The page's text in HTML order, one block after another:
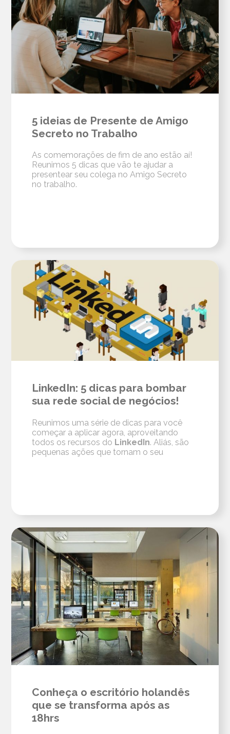
5 ideias de Presente de Amigo
Secreto no Trabalho
As comemorações de fim de ano estão aí!
Reunimos 5 dicas que vão te ajudar a
presentear seu colega no Amigo Secreto
no trabalho.
LinkedIn: 5 dicas para bombar
sua rede social de negócios!
Reunimos uma série de dicas para você
começar a aplicar agora, aproveitando
todos os recursos do LinkedIn. Aliás, são
pequenas ações que tornam o seu
Conheça o escritório holandês
que se transforma após as
18hrs